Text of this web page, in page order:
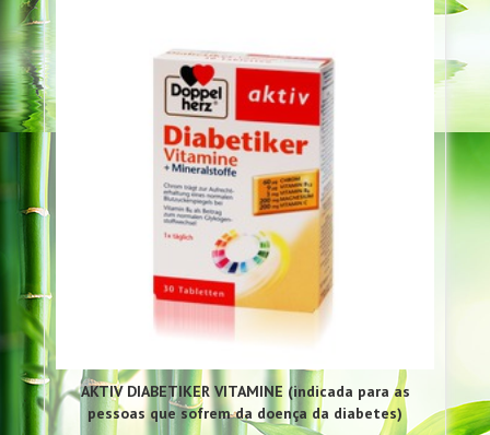
AKTIV DIABETIKER VITAMINE (indicada para as
pessoas que sofrem da doença da diabetes)